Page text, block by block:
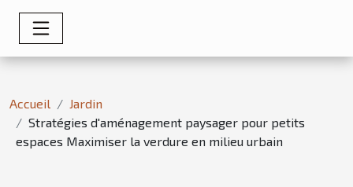
Accueil
Jardin
Stratégies d'aménagement paysager pour petits
espaces Maximiser la verdure en milieu urbain